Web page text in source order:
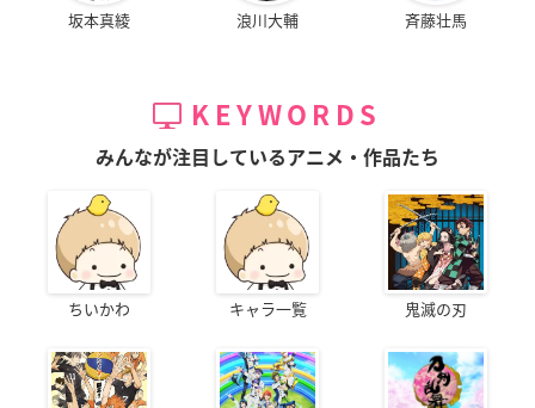
坂本真綾 浪川大輔 斉藤壮馬
KEYWORDS
みんなが注目しているアニメ・作品たち
ちいかわ キャラ一覧 鬼滅の刃